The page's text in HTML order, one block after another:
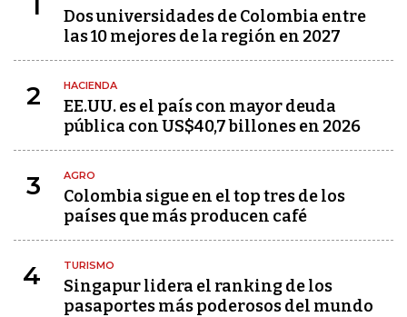
Dos universidades de Colombia entre
las 10 mejores de la región en 2027
2 HACIENDA
EE.UU. es el país con mayor deuda
pública con US$40,7 billones en 2026
3 AGRO
Colombia sigue en el top tres de los
países que más producen café
4 TURISMO
Singapur lidera el ranking de los
pasaportes más poderosos del mundo